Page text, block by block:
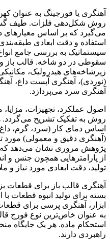
آهنگری یا فورجینگ به عنوان
روش شکل‌دهی فلزات. طیف
می‌گیرد که بر اساس معیارهای
استفاده و دقت ابعادی
سیستماتیک به بررسی جامع
سقوطی در دو شاخه. قالب باز
زیرشاخه‌های هیدرولیک،
(نوردی)، آهنگری آپست داغ،
آهنگری سرد می‌پردازد.
اصول عملکرد، تجهیزات،
روش به تفکیک تشریح می‌گردد.
اساس دمای کار (سرد، گرم،
(آهنگری دقیق و معمولی) مورد
پژوهش مروری نشان می‌دهد که
از پارامترهایی همچون جنس و
تولید، دقت ابعادی مورد نیاز
آهنگری قالب باز برای قطعات
بسته برای تولید انبوه قطعات
ابزار، آهنگری پرسی برای
استحکام ماده. هر یک جایگاه
راهبردی دارند.